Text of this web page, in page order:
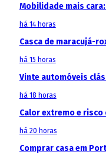
Mobilidade mais
há 14 horas
Casca de maracujá-
há 15 horas
Vinte automóveis
há 18 horas
Calor extremo e
há 20 horas
Comprar casa em